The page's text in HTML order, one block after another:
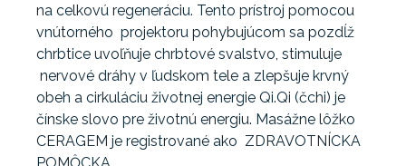
na celkovú regeneráciu. Tento prístroj pomocou
vnútorného projektoru pohybujúcom sa pozdĺž
chrbtice uvoľňuje chrbtové svalstvo, stimuluje
nervové dráhy v ľudskom tele a zlepšuje krvný
obeh a cirkuláciu životnej energie Qi.Qi (čchi) je
čínske slovo pre životnú energiu. Masážne lôžko
CERAGEM je registrované ako ZDRAVOTNÍCKA